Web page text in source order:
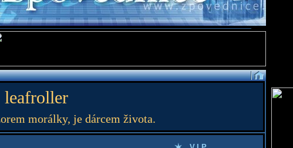
leafroller
morálky, je dárcem života.